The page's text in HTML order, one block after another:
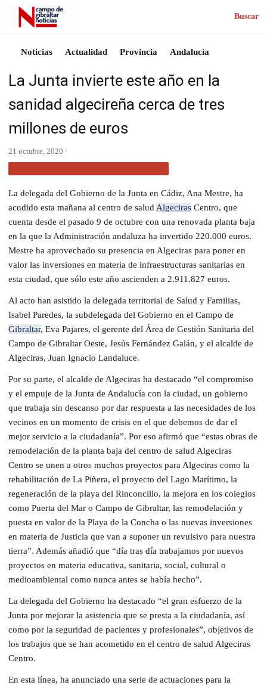
Buscar
Noticias Actualidad Provincia Andalucía
La Junta invierte este año en la
sanidad algecireña cerca de tres
millones de euros
21 octubre, 2020 ·
La delegada del Gobierno de la Junta en Cádiz, Ana Mestre, ha
acudido esta mañana al centro de salud Algeciras Centro, que
cuenta desde el pasado 9 de octubre con una renovada planta baja
en la que la Administración andaluza ha invertido 220.000 euros.
Mestre ha aprovechado su presencia en Algeciras para poner en
valor las inversiones en materia de infraestructuras sanitarias en
esta ciudad, que sólo este año ascienden a 2.911.827 euros.
Al acto han asistido la delegada territorial de Salud y Familias,
Isabel Paredes, la subdelegada del Gobierno en el Campo de
Gibraltar, Eva Pajares, el gerente del Área de Gestión Sanitaria del
Campo de Gibraltar Oeste, Jesús Fernández Galán, y el alcalde de
Algeciras, Juan Ignacio Landaluce.
Por su parte, el alcalde de Algeciras ha destacado “el compromiso
y el empuje de la Junta de Andalucía con la ciudad, un gobierno
que trabaja sin descanso por dar respuesta a las necesidades de los
vecinos en un momento de crisis en el que debemos de dar el
mejor servicio a la ciudadanía”. Por eso afirmó que “estas obras de
remodelación de la planta baja del centro de salud Algeciras
Centro se unen a otros muchos proyectos para Algeciras como la
rehabilitación de La Piñera, el proyecto del Lago Marítimo, la
regeneración de la playa del Rinconcillo, la mejora en los colegios
como Puerta del Mar o Campo de Gibraltar, las remodelación y
puesta en valor de la Playa de la Concha o las nuevas inversiones
en materia de Justicia que van a suponer un revulsivo para nuestra
tierra”. Además añadió que “día tras día trabajamos por nuevos
proyectos en materia educativa, sanitaria, social, cultural o
medioambiental como nunca antes se había hecho”.
La delegada del Gobierno ha destacado “el gran esfuerzo de la
Junta por mejorar la asistencia que se presta a la ciudadanía, así
como por la seguridad de pacientes y profesionales”, objetivos de
los trabajos que se han acometido en el centro de salud Algeciras
Centro.
En esta línea, ha anunciado una serie de actuaciones para la